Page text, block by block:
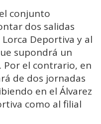
conjunto
dos salidas
Deportiva y al
supondrá un
Por el contrario, en
de dos jornadas
en el Álvarez
como al filial